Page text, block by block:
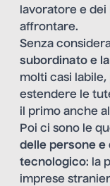
lavoratore e
affrontare.
Senza
subordinato e
molti casi
estendere le
il primo anche
Poi ci sono le
delle persone e
tecnologico: la
imprese